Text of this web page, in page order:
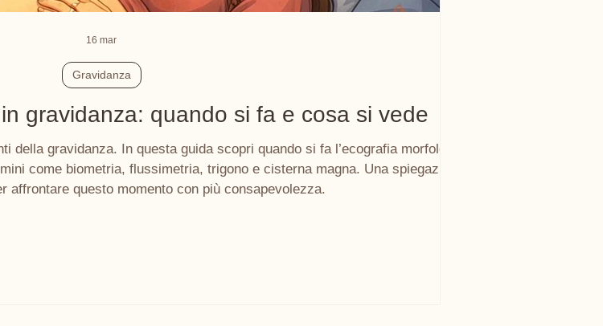
gravidanza: quando si fa e cosa si vede
della gravidanza. In questa guida scopri quando si fa l’ecografia morfologica,
come biometria, flussimetria, trigono e cisterna magna. Una spiegazione
affrontare questo momento con più consapevolezza.
Gravidanza
16 mar